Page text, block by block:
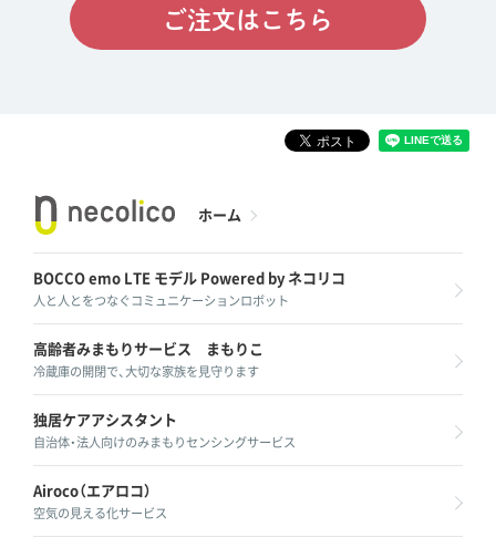
ご注文はこちら
ホーム
BOCCO emo LTE モデル Powered by ネコリコ
人と人とをつなぐコミュニケーションロボット
高齢者みまもりサービス まもりこ
冷蔵庫の開閉で、大切な家族を見守ります
独居ケアアシスタント
自治体・法人向けのみまもりセンシングサービス
Airoco（エアロコ）
空気の見える化サービス